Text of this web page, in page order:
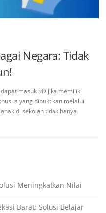
Negara: Tidak
masuk SD jika memiliki
yang dibuktikan melalui
di sekolah tidak hanya
Meningkatkan Nilai
Barat: Solusi Belajar